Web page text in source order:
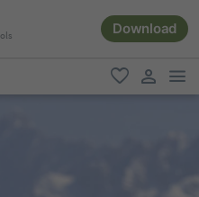
Download
favorit
user link